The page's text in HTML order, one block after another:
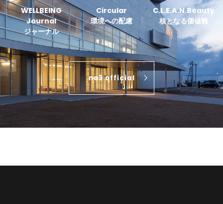
WELLBEING
Journal
ジャーナル
Circular
環境への配慮
C.L.E.A.N.Beauty
核となる価値観
no3 official